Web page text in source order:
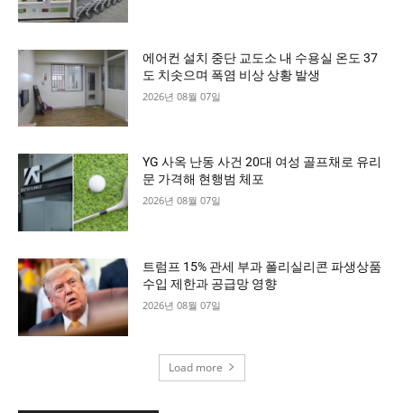
에어컨 설치 중단 교도소 내 수용실 온도 37
도 치솟으며 폭염 비상 상황 발생
2026년 08월 07일
YG 사옥 난동 사건 20대 여성 골프채로 유리
문 가격해 현행범 체포
2026년 08월 07일
트럼프 15% 관세 부과 폴리실리콘 파생상품
수입 제한과 공급망 영향
2026년 08월 07일
Load more